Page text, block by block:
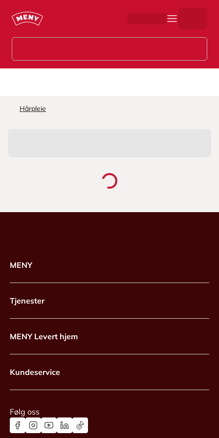
Hårpleie
MENY
Tjenester
MENY Levert hjem
Kundeservice
Følg oss